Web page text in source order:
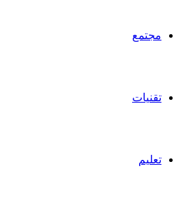
مجتمع
تقنيات
تعليم